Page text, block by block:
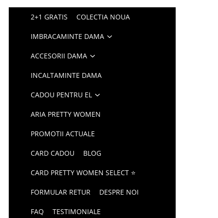
2+1 GRATIS COLECTIA NOUA
IMBRACAMINTE DAMA
ACCESORII DAMA
INCALTAMINTE DAMA
CADOU PENTRU EL
ARIA PRETTY WOMEN
PROMOTII ACTUALE
CARD CADOU BLOG
CARD PRETTY WOMEN SELECT ⭐
FORMULAR RETUR DESPRE NOI
FAQ TESTIMONIALE